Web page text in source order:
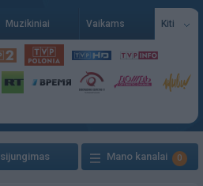
Muzikiniai Vaikams Kiti
Mano kanalai 0